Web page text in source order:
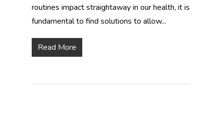
routines impact straightaway in our health, it is
fundamental to find solutions to allow...
Read More